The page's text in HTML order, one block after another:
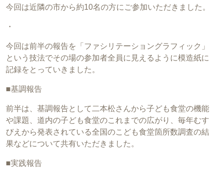
今回は近隣の市から約10名の方にご参加いただきました。
・
今回は前半の報告を「ファシリテーショングラフィック」
という技法でその場の参加者全員に見えるように模造紙に
記録をとっていきました。
■基調報告
前半は、基調報告として二本松さんから子ども食堂の機能
や課題、道内の子ども食堂のこれまでの広がり、毎年むす
びえから発表されている全国のこども食堂箇所数調査の結
果などについて共有いただきました。
■実践報告